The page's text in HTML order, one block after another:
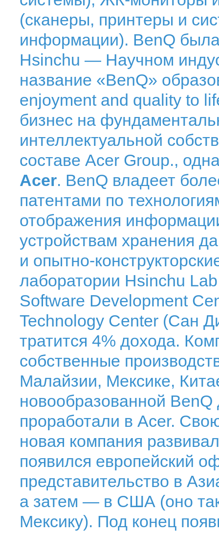
(сканеры, принтеры и
информации). BenQ была
Hsinchu — Научном
название «BenQ»
enjoyment and quality to
бизнес на
интеллектуальной
составе Acer Group.,
Acer. BenQ владеет
патентами по
отображения
устройствам хранения
и опытно-
лаборатории Hsinchu
Software Development
Technology Center (Сан
тратится 4% дохода.
собственные
Малайзии, Мексике,
новообразованной BenQ
проработали в Acer.
новая компания
появился европейский
представительство в
а затем — в США (оно
Мексику). Под конец